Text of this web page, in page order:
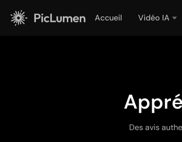
Accueil Vidéo IA
Des avis